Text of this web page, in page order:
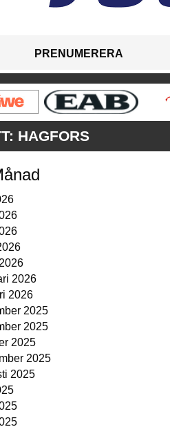
PRENUMERERA
HAGFORS
2026
2026
2025
2025
2025
2025
2025